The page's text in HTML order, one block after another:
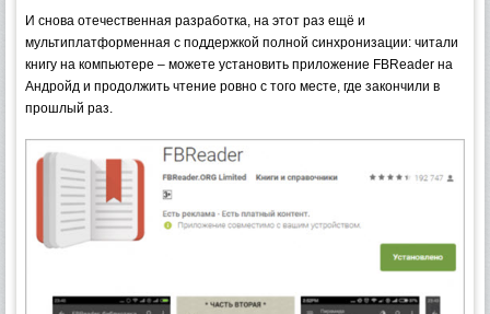
И снова отечественная разработка, на этот раз ещё и
мультиплатформенная с поддержкой полной синхронизации: читали
книгу на компьютере – можете установить приложение FBReader на
Андройд и продолжить чтение ровно с того месте, где закончили в
прошлый раз.